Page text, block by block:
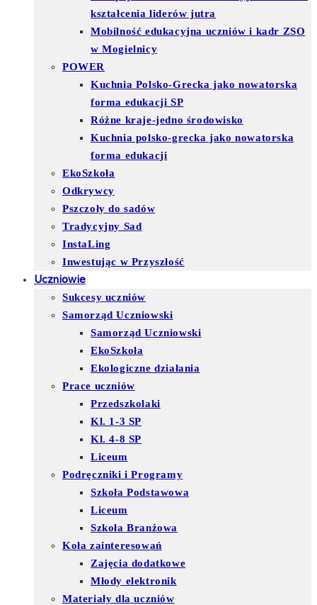
kształcenia liderów jutra
Mobilność edukacyjna uczniów i kadr ZSO
w Mogielnicy
POWER
Kuchnia Polsko-Grecka jako nowatorska
forma edukacji SP
Różne kraje-jedno środowisko
Kuchnia polsko-grecka jako nowatorska
forma edukacji
EkoSzkoła
Odkrywcy
Pszczoły do sadów
Tradycyjny Sad
InstaLing
Inwestując w Przyszłość
Uczniowie
Sukcesy uczniów
Samorząd Uczniowski
Samorząd Uczniowski
EkoSzkoła
Ekologiczne działania
Prace uczniów
Przedszkolaki
Kl. 1-3 SP
Kl. 4-8 SP
Liceum
Podręczniki i Programy
Szkoła Podstawowa
Liceum
Szkoła Branżowa
Koła zainteresowań
Zajęcia dodatkowe
Młody elektronik
Materiały dla uczniów